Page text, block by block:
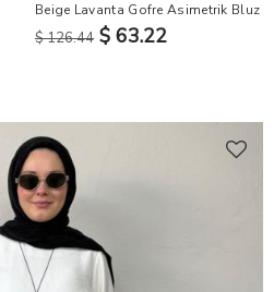
Beige Lavanta Gofre Asimetrik Bluz
$ 126.44 $ 63.22